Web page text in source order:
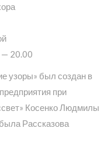
— 20.00
узоры» был создан в
при
Косенко Людмилы
Рассказова